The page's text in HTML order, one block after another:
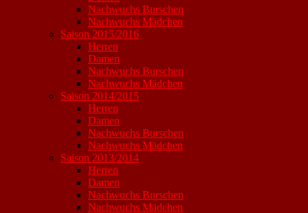
Nachwuchs Burschen
Nachwuchs Mädchen
Saison 2015/2016
Herren
Damen
Nachwuchs Burschen
Nachwuchs Mädchen
Saison 2014/2015
Herren
Damen
Nachwuchs Burschen
Nachwuchs Mädchen
Saison 2013/2014
Herren
Damen
Nachwuchs Burschen
Nachwuchs Mädchen